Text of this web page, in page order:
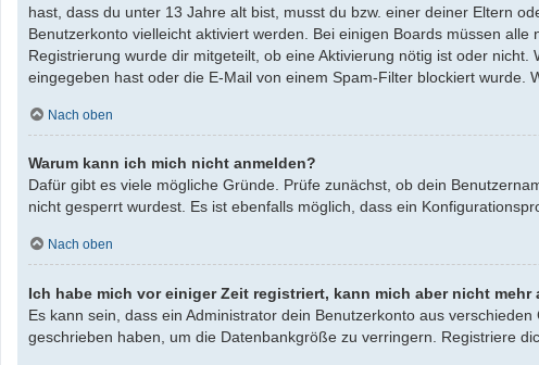
hast, dass du unter 13 Jahre alt bist, musst du bzw. einer deiner Eltern
Benutzerkonto vielleicht aktiviert werden. Bei einigen Boards müssen
Registrierung wurde dir mitgeteilt, ob eine Aktivierung nötig ist oder
eingegeben hast oder die E-Mail von einem Spam-Filter blockiert wurde.
Nach oben
Warum kann ich mich nicht anmelden?
Dafür gibt es viele mögliche Gründe. Prüfe zunächst, ob dein
nicht gesperrt wurdest. Es ist ebenfalls möglich, dass ein
Nach oben
Ich habe mich vor einiger Zeit registriert, kann mich aber nicht mehr
Es kann sein, dass ein Administrator dein Benutzerkonto aus
geschrieben haben, um die Datenbankgröße zu verringern. Registriere